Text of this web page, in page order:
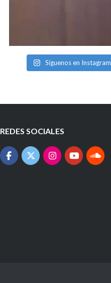
Síguenos en Instagram
REDES SOCIALES